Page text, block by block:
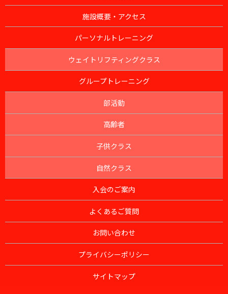
施設概要・アクセス
パーソナルトレーニング
ウェイトリフティングクラス
グループトレーニング
部活動
高齢者
子供クラス
自然クラス
入会のご案内
よくあるご質問
お問い合わせ
プライバシーポリシー
サイトマップ